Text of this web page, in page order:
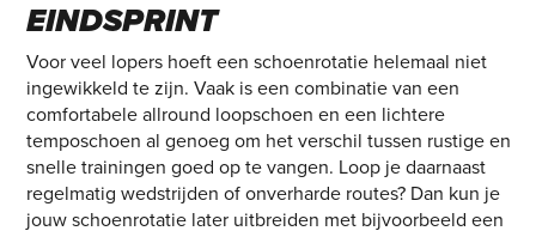
EINDSPRINT
Voor veel lopers hoeft een schoenrotatie helemaal niet
ingewikkeld te zijn. Vaak is een combinatie van een
comfortabele allround loopschoen en een lichtere
temposchoen al genoeg om het verschil tussen rustige en
snelle trainingen goed op te vangen. Loop je daarnaast
regelmatig wedstrijden of onverharde routes? Dan kun je
jouw schoenrotatie later uitbreiden met bijvoorbeeld een